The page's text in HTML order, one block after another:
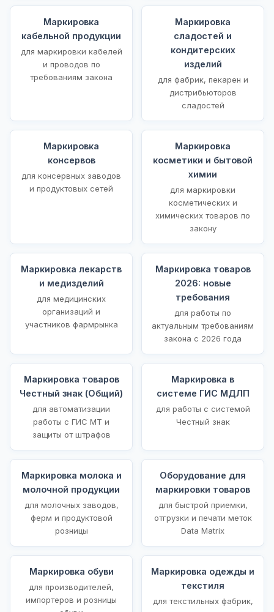
Маркировка
кабельной продукции
для маркировки кабелей
и проводов по
требованиям закона
Маркировка
сладостей и
кондитерских
изделий
для фабрик, пекарен и
дистрибьюторов
сладостей
Маркировка
консервов
для консервных заводов
и продуктовых сетей
Маркировка
косметики и бытовой
химии
для маркировки
косметических и
химических товаров по
закону
Маркировка лекарств
и медизделий
для медицинских
организаций и
участников фармрынка
Маркировка товаров
2026: новые
требования
для работы по
актуальным требованиям
закона с 2026 года
Маркировка товаров
Честный знак (Общий)
для автоматизации
работы с ГИС МТ и
защиты от штрафов
Маркировка в
системе ГИС МДЛП
для работы с системой
Честный знак
Маркировка молока и
молочной продукции
для молочных заводов,
ферм и продуктовой
розницы
Оборудование для
маркировки товаров
для быстрой приемки,
отгрузки и печати меток
Data Matrix
Маркировка обуви
для производителей,
импортеров и розницы
Маркировка одежды и
текстиля
для текстильных фабрик,